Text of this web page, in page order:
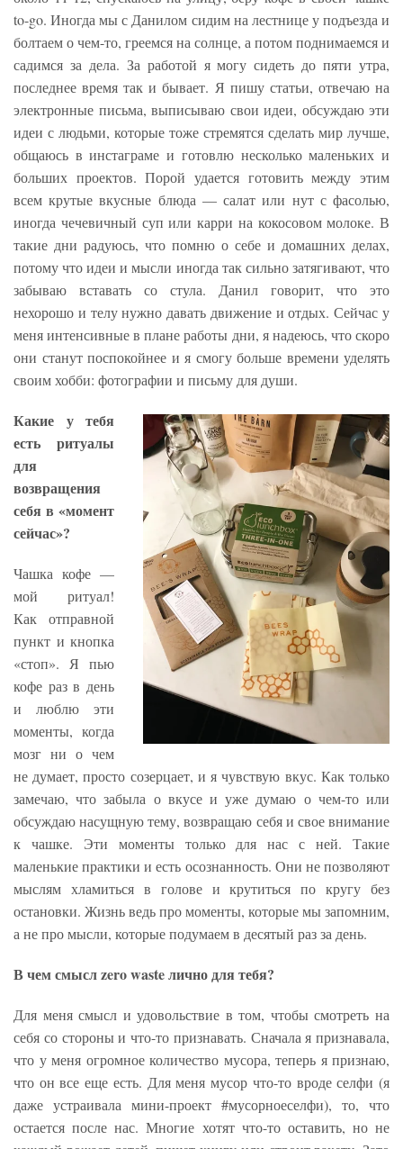
to-go. Иногда мы с Данилом сидим на лестнице у подъезда и
болтаем о чем-то, греемся на солнце, а потом поднимаемся и
садимся за дела. За работой я могу сидеть до пяти утра,
последнее время так и бывает. Я пишу статьи, отвечаю на
электронные письма, выписываю свои идеи, обсуждаю эти
идеи с людьми, которые тоже стремятся сделать мир лучше,
общаюсь в инстаграме и готовлю несколько маленьких и
больших проектов. Порой удается готовить между этим
всем крутые вкусные блюда — салат или нут с фасолью,
иногда чечевичный суп или карри на кокосовом молоке. В
такие дни радуюсь, что помню о себе и домашних делах,
потому что идеи и мысли иногда так сильно затягивают, что
забываю вставать со стула. Данил говорит, что это
нехорошо и телу нужно давать движение и отдых. Сейчас у
меня интенсивные в плане работы дни, я надеюсь, что скоро
они станут поспокойнее и я смогу больше времени уделять
своим хобби: фотографии и письму для души.
Какие у тебя
есть ритуалы
для
возвращения
себя в «момент
сейчас»?
Чашка кофе —
мой ритуал!
Как отправной
пункт и кнопка
«стоп». Я пью
кофе раз в день
и люблю эти
моменты, когда
мозг ни о чем
не думает, просто созерцает, и я чувствую вкус. Как только
замечаю, что забыла о вкусе и уже думаю о чем-то или
обсуждаю насущную тему, возвращаю себя и свое внимание
к чашке. Эти моменты только для нас с ней. Такие
маленькие практики и есть осознанность. Они не позволяют
мыслям хламиться в голове и крутиться по кругу без
остановки. Жизнь ведь про моменты, которые мы запомним,
а не про мысли, которые подумаем в десятый раз за день.
В чем смысл zero waste лично для тебя?
Для меня смысл и удовольствие в том, чтобы смотреть на
себя со стороны и что-то признавать. Сначала я признавала,
что у меня огромное количество мусора, теперь я признаю,
что он все еще есть. Для меня мусор что-то вроде селфи (я
даже устраивала мини-проект #мусорноеселфи), то, что
остается после нас. Многие хотят что-то оставить, но не